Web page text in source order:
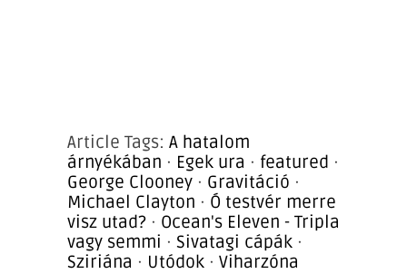
Article Tags: A hatalom
árnyékában · Egek ura · featured ·
George Clooney · Gravitáció ·
Michael Clayton · Ó testvér merre
visz utad? · Ocean's Eleven - Tripla
vagy semmi · Sivatagi cápák ·
Sziriána · Utódok · Viharzóna